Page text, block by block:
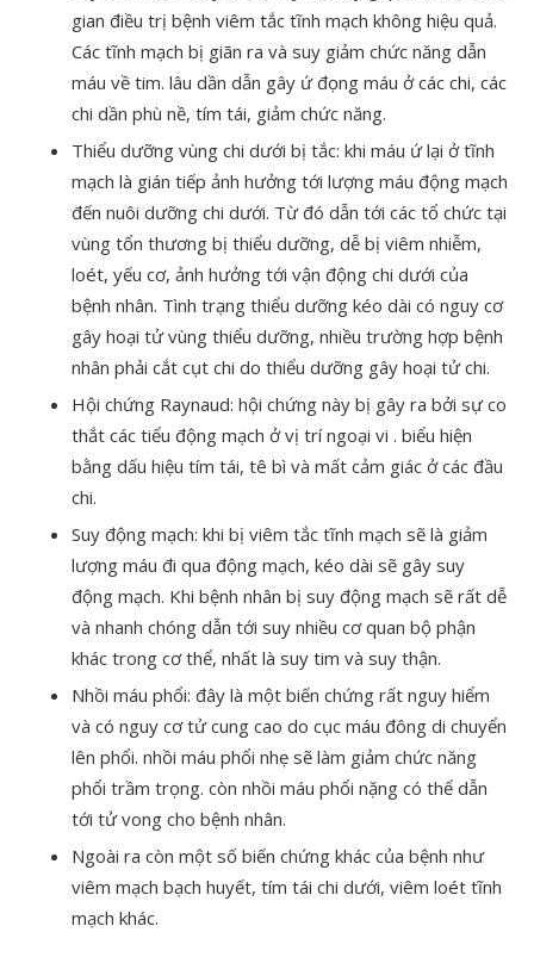
gian điều trị bệnh viêm tắc tĩnh mạch không hiệu quả.
Các tĩnh mạch bị giãn ra và suy giảm chức năng dẫn
máu về tim. lâu dần dẫn gây ứ đọng máu ở các chi, các
chi dần phù nề, tím tái, giảm chức năng.
Thiểu dưỡng vùng chi dưới bị tắc: khi máu ứ lại ở tĩnh
mạch là gián tiếp ảnh hưởng tới lượng máu động mạch
đến nuôi dưỡng chi dưới. Từ đó dẫn tới các tổ chức tại
vùng tổn thương bị thiểu dưỡng, dễ bị viêm nhiễm,
loét, yếu cơ, ảnh hưởng tới vận động chi dưới của
bệnh nhân. Tình trạng thiểu dưỡng kéo dài có nguy cơ
gây hoại tử vùng thiểu dưỡng, nhiều trường hợp bệnh
nhân phải cắt cụt chi do thiểu dưỡng gây hoại tử chi.
Hội chứng Raynaud: hội chứng này bị gây ra bởi sự co
thắt các tiểu động mạch ở vị trí ngoại vi . biểu hiện
bằng dấu hiệu tím tái, tê bì và mất cảm giác ở các đầu
chi.
Suy động mạch: khi bị viêm tắc tĩnh mạch sẽ là giảm
lượng máu đi qua động mạch, kéo dài sẽ gây suy
động mạch. Khi bệnh nhân bị suy động mạch sẽ rất dễ
và nhanh chóng dẫn tới suy nhiều cơ quan bộ phận
khác trong cơ thể, nhất là suy tim và suy thận.
Nhồi máu phổi: đây là một biến chứng rất nguy hiểm
và có nguy cơ tử cung cao do cục máu đông di chuyển
lên phổi. nhồi máu phổi nhẹ sẽ làm giảm chức năng
phổi trầm trọng. còn nhồi máu phổi nặng có thể dẫn
tới tử vong cho bệnh nhân.
Ngoài ra còn một số biến chứng khác của bệnh như
viêm mạch bạch huyết, tím tái chi dưới, viêm loét tĩnh
mạch khác.